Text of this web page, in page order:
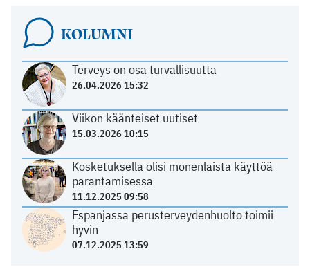
KOLUMNI
Terveys on osa turvallisuutta
26.04.2026 15:32
Viikon käänteiset uutiset
15.03.2026 10:15
Kosketuksella olisi monenlaista käyttöä
parantamisessa
11.12.2025 09:58
Espanjassa perusterveydenhuolto toimii
hyvin
07.12.2025 13:59